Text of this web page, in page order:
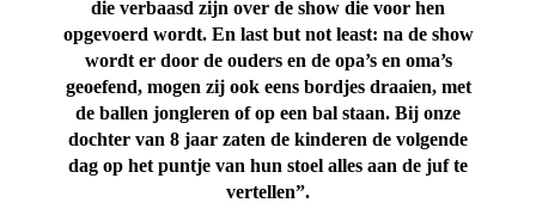
die verbaasd zijn over de show die voor hen
opgevoerd wordt. En last but not least: na de show
wordt er door de ouders en de opa’s en oma’s
geoefend, mogen zij ook eens bordjes draaien, met
de ballen jongleren of op een bal staan. Bij onze
dochter van 8 jaar zaten de kinderen de volgende
dag op het puntje van hun stoel alles aan de juf te
vertellen”.